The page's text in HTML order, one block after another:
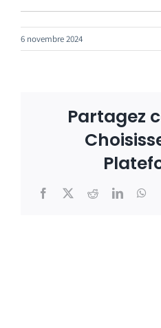
6 novembre 2024
Partagez
Facebook
X RedditLinkedIn